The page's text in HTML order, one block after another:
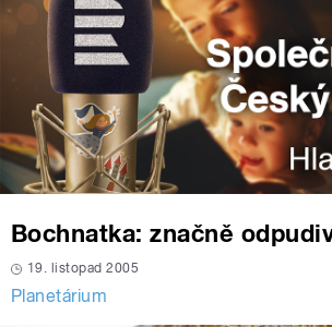
Bochnatka: značně
19. listopad 2005
Planetárium